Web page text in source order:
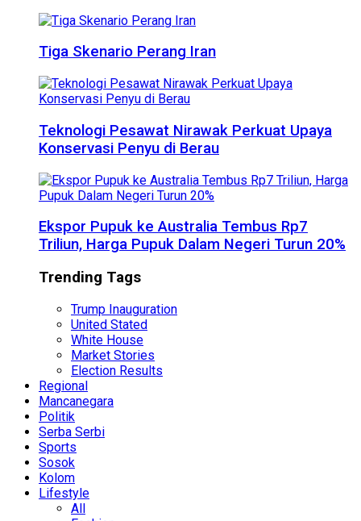
Tiga Skenario Perang Iran
Teknologi Pesawat Nirawak Perkuat Upaya
Konservasi Penyu di Berau
Ekspor Pupuk ke Australia Tembus Rp7
Triliun, Harga Pupuk Dalam Negeri Turun 20%
Trending Tags
Trump Inauguration
United Stated
White House
Market Stories
Election Results
Regional
Mancanegara
Politik
Serba Serbi
Sports
Sosok
Kolom
Lifestyle
All